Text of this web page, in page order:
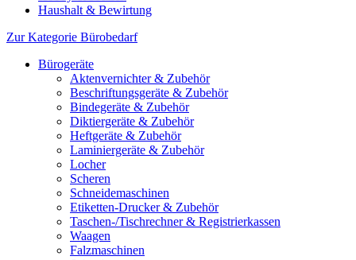
Haushalt & Bewirtung
Zur Kategorie Bürobedarf
Bürogeräte
Aktenvernichter & Zubehör
Beschriftungsgeräte & Zubehör
Bindegeräte & Zubehör
Diktiergeräte & Zubehör
Heftgeräte & Zubehör
Laminiergeräte & Zubehör
Locher
Scheren
Schneidemaschinen
Etiketten-Drucker & Zubehör
Taschen-/Tischrechner & Registrierkassen
Waagen
Falzmaschinen